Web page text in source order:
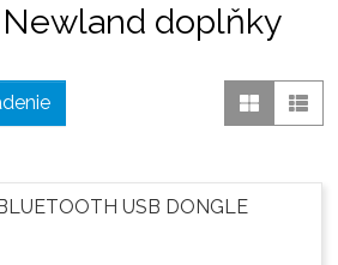
doplňky
USB DONGLE